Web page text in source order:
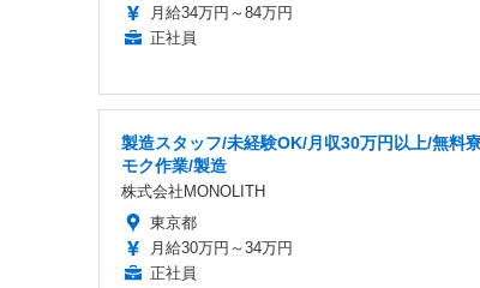
月給34万円～84万円
正社員
製造スタッフ/未経験OK/月収30万円以上/無料
モク作業/製造
株式会社MONOLITH
東京都
月給30万円～34万円
正社員